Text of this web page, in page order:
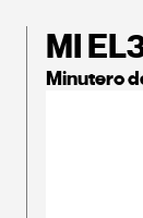
MI
Minutero